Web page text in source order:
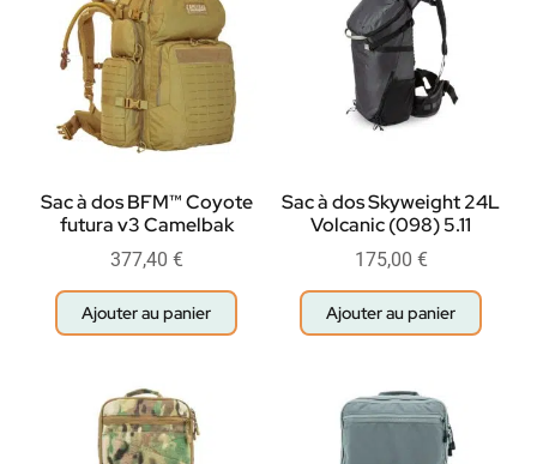
Sac à dos BFM™ Coyote
futura v3 Camelbak
377,40 €
Ajouter au panier
Sac à dos Skyweight 24L
Volcanic (098) 5.11
175,00 €
Ajouter au panier